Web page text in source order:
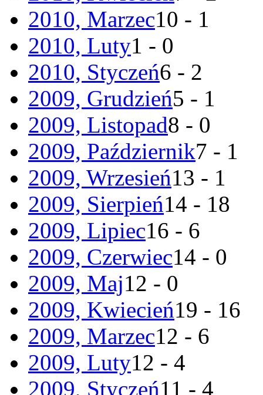
2010, Marzec10 - 1
2010, Luty1 - 0
2010, Styczeń6 - 2
2009, Grudzień5 - 1
2009, Listopad8 - 0
2009, Październik7 - 1
2009, Wrzesień13 - 1
2009, Sierpień14 - 18
2009, Lipiec16 - 6
2009, Czerwiec14 - 0
2009, Maj12 - 0
2009, Kwiecień19 - 16
2009, Marzec12 - 6
2009, Luty12 - 4
2009, Styczeń11 - 4